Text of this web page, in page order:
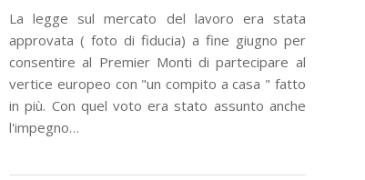
La legge sul mercato del lavoro era stata
approvata ( foto di fiducia) a fine giugno per
consentire al Premier Monti di partecipare al
vertice europeo con "un compito a casa " fatto
in più. Con quel voto era stato assunto anche
l'impegno…